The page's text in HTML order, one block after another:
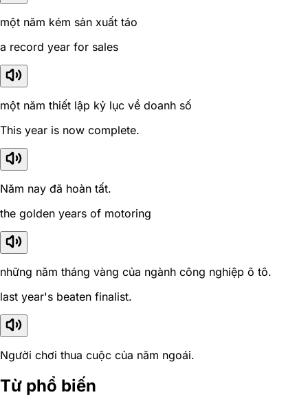
một năm kém sản xuất táo
a record year for sales
một năm thiết lập kỷ lục về doanh số
This year is now complete.
Năm nay đã hoàn tất.
the golden years of motoring
những năm tháng vàng của ngành công nghiệp ô tô.
last year's beaten finalist.
Người chơi thua cuộc của năm ngoái.
Từ phổ biến